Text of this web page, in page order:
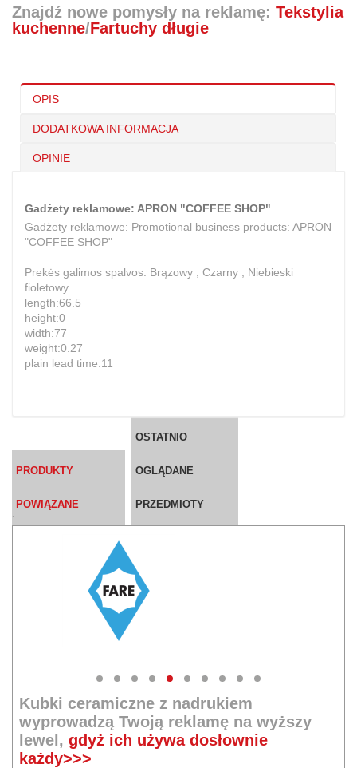
Znajdź nowe pomysły na reklamę: Tekstylia
kuchenne/Fartuchy długie
OPIS
DODATKOWA INFORMACJA
OPINIE
Gadżety reklamowe: APRON "COFFEE SHOP"
Gadżety reklamowe: Promotional business products: APRON
"COFFEE SHOP"
Prekės galimos spalvos: Brązowy , Czarny , Niebieski
fioletowy
length:66.5
height:0
width:77
weight:0.27
plain lead time:11
PRODUKTY
POWIĄZANE
OSTATNIO
OGLĄDANE
PRZEDMIOTY
`
Kubki ceramiczne z nadrukiem
wyprowadzą Twoją reklamę na wyższy
lewel,gdyż ich używa dosłownie
każdy>>>